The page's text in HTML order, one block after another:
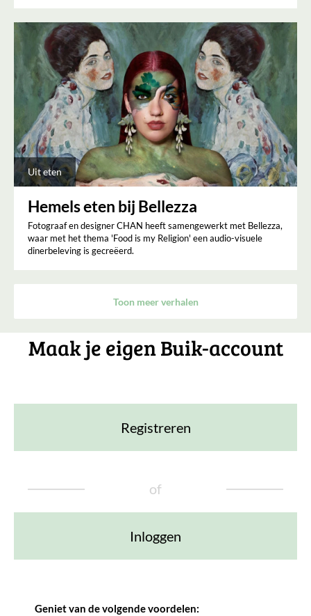
Uit eten
Hemels eten bij Bellezza
Fotograaf en designer CHAN heeft samengewerkt met Bellezza,
waar met het thema 'Food is my Religion' een audio-visuele
dinerbeleving is gecreëerd.
Toon meer verhalen
Maak je eigen Buik-account
Registreren
of
Inloggen
Geniet van de volgende voordelen: